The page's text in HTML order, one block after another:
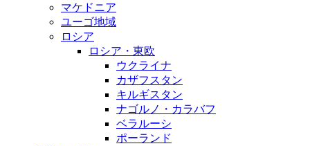
マケドニア
ユーゴ地域
ロシア
ロシア・東欧
ウクライナ
カザフスタン
キルギスタン
ナゴルノ・カラバフ
ベラルーシ
ポーランド